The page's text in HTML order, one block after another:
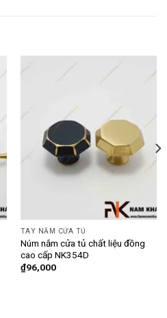
TAY NẮM CỬA TỦ
Núm nắm cửa tủ chất liệu đồng
cao cấp NK354D
₫96,000